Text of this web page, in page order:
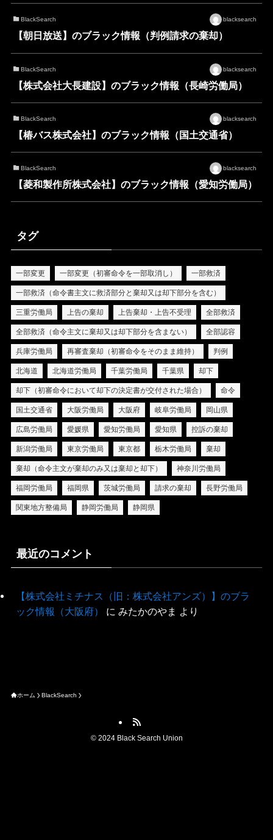
BlackSearch blacksearch
【朝日放送】のブラック情報（判例請求の棄却）
BlackSearch blacksearch
【株式会社大長建設】のブラック情報（長崎労働局）
BlackSearch blacksearch
【椿バス株式会社】のブラック情報（国土交通省）
BlackSearch blacksearch
【菱和製作所株式会社】のブラック情報（愛知労働局）
タグ
一部変更 一部変更（初審命令を一部取消し） 一部救済
一部救済（命令書主文に救済部分と棄却又は却下部分を含む）
三重労働局 上告の棄却 上告棄却・上告不受理 全部救済
全部救済（命令主文に棄却又は却下部分を含まない） 全部認容
兵庫労働局 再審査棄却（初審命令をそのまま維持） 判例
北海道 北海道労働局 千葉労働局 千葉県 却下
却下（初審命令において却下の決定書が交付された場合） 命令
国土交通省 大阪労働局 大阪府 岐阜労働局 岡山県
広島労働局 愛媛県 愛知労働局 愛知県 控訴の棄却
新潟労働局 東京労働局 東京都 栃木労働局 棄却
棄却（命令主文が棄却のみ又は棄却と却下） 神奈川労働局
福岡労働局 福岡県 茨城労働局 請求の棄却 長野労働局
関東地方整備局 静岡労働局 静岡県
最近のコメント
【株式会社ミチナス（旧：株式会社アンズ）】のブラ
ック情報（大阪府）
に みたかのやま より
ホーム BlackSearch
©2024 Black Search Union